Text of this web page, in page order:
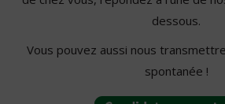
dessous.
Vous pouvez aussi nous
spontanée !